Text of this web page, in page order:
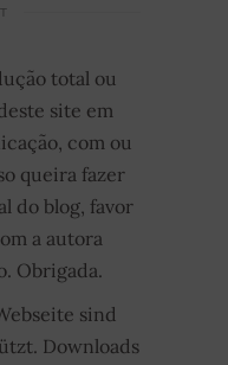
total ou
site em
com ou
queira fazer
do blog, favor
a autora
Obrigada.
sind
Downloads